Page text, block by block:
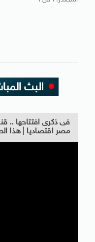
فى ذكرى افتتاحها ..
مصر اقتصاديا | هذا